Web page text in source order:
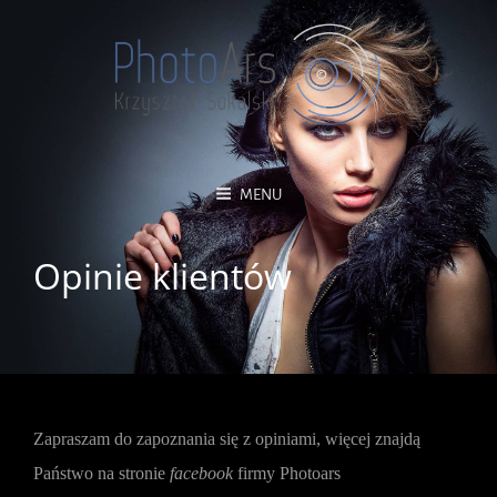
MENU
Opinie klientów
Zapraszam do zapoznania się z opiniami, więcej znajdą
Państwo na stronie facebook firmy Photoars